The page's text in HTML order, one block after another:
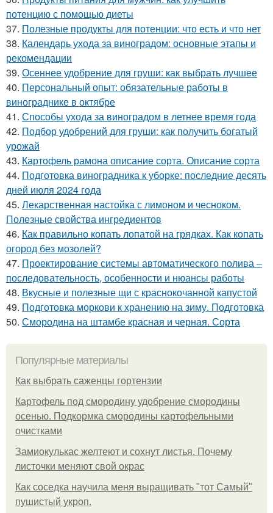
потенцию с помощью диеты
37. Полезные продукты для потенции: что есть и что нет
38. Календарь ухода за виноградом: основные этапы и
рекомендации
39. Осеннее удобрение для груши: как выбрать лучшее
40. Персональный опыт: обязательные работы в
винограднике в октябре
41. Способы ухода за виноградом в летнее время года
42. Подбор удобрений для груши: как получить богатый
урожай
43. Картофель рамона описание сорта. Описание сорта
44. Подготовка виноградника к уборке: последние десять
дней июля 2024 года
45. Лекарственная настойка с лимоном и чесноком.
Полезные свойства ингредиентов
46. Как правильно копать лопатой на грядках. Как копать
огород без мозолей?
47. Проектирование системы автоматического полива –
последовательность, особенности и нюансы работы
48. Вкусные и полезные щи с краснокочанной капустой
49. Подготовка моркови к хранению на зиму. Подготовка
50. Смородина на штамбе красная и черная. Сорта
Популярные материалы
Как выбрать саженцы гортензии
Картофель под смородину удобрение смородины
осенью. Подкормка смородины картофельными
очистками
Замиокулькас желтеют и сохнут листья. Почему
листочки меняют свой окрас
Как соседка научила меня выращивать "тот Самый"
пушистый укроп.